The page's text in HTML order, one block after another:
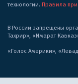
технологии. Правила
В России запрещены
Тахрир», «Имарат
«Голос Америки»,